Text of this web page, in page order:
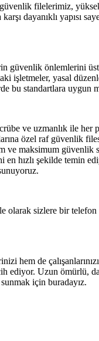
filelerimiz,
dayanıklı
güvenlik önlemlerini
işletmeler, yasal
bu standartlara uygun
ve uzmanlık ile
özel raf güvenlik
ve maksimum güvenlik
en hızlı şekilde temin
sizlere bir
hem de
Uzun ömürlü,
için buradayız.